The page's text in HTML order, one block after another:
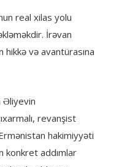
real xilas yolu
İrəvan
və avantürasına
Əliyevin
revanşist
hakimiyyəti
konkret addımlar